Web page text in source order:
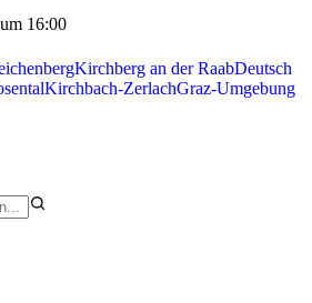
16:00
Kirchberg an der RaabDeutsch
Kirchbach-ZerlachGraz-Umgebung